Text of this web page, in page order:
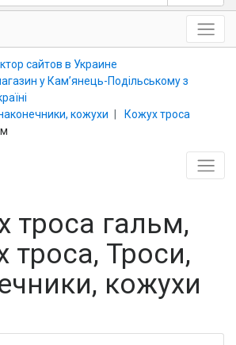
сайтов в Украине
у Кам’янець-Подільському з
кожухи
Кожух троса
троса гальм,
троса, Троси,
кожухи